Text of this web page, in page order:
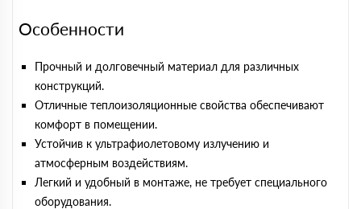
Особенности
Прочный и долговечный материал для различных
конструкций.
Отличные теплоизоляционные свойства обеспечивают
комфорт в помещении.
Устойчив к ультрафиолетовому излучению и
атмосферным воздействиям.
Легкий и удобный в монтаже, не требует специального
оборудования.